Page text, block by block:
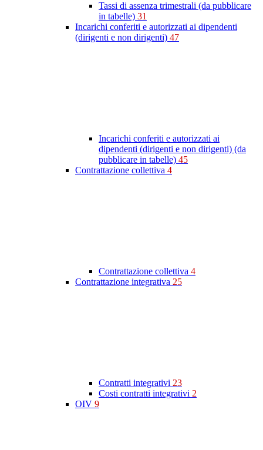
Tassi di assenza trimestrali (da pubblicare
in tabelle) 31
Incarichi conferiti e autorizzati ai dipendenti
(dirigenti e non dirigenti) 47
Incarichi conferiti e autorizzati ai
dipendenti (dirigenti e non dirigenti) (da
pubblicare in tabelle) 45
Contrattazione collettiva 4
Contrattazione collettiva 4
Contrattazione integrativa 25
Contratti integrativi 23
Costi contratti integrativi 2
OIV 9